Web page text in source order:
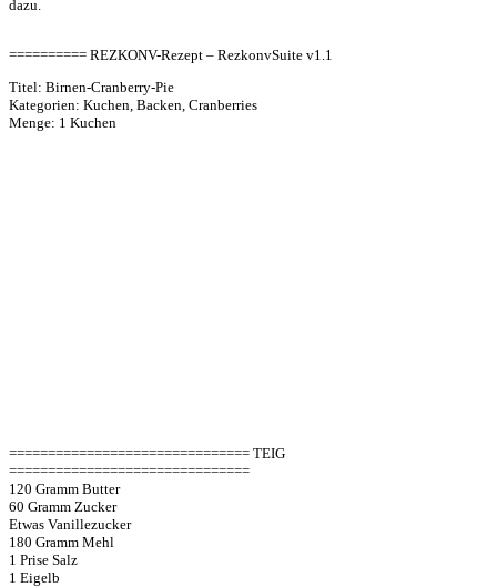
dazu.
========== REZKONV-Rezept – RezkonvSuite v1.1
Titel: Birnen-Cranberry-Pie
Kategorien: Kuchen, Backen, Cranberries
Menge: 1 Kuchen
=============================== TEIG
===============================
120 Gramm Butter
60 Gramm Zucker
Etwas Vanillezucker
180 Gramm Mehl
1 Prise Salz
1 Eigelb